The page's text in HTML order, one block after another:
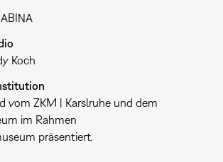
Koch
vom ZKM | Karslruhe und dem
im Rahmen
präsentiert.